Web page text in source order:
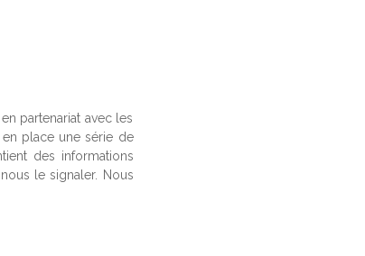
partenariat avec les
en place une série de
des informations
le signaler. Nous